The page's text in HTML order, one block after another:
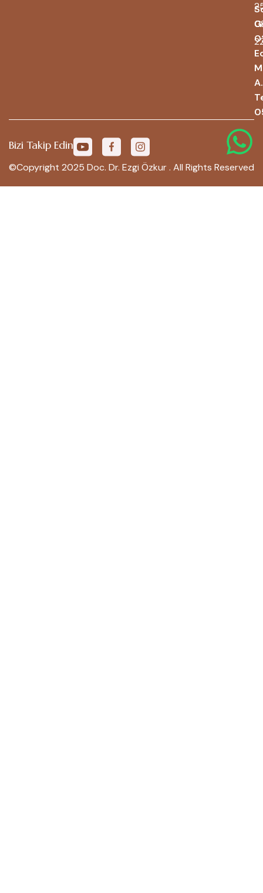
A.
©Copyright 2025 Doc. Dr. Ezgi Özkur . All Rights Reserved
Bizi Takip Edin